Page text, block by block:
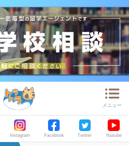
メニュー
Instagram Facebook Twitter Youtube